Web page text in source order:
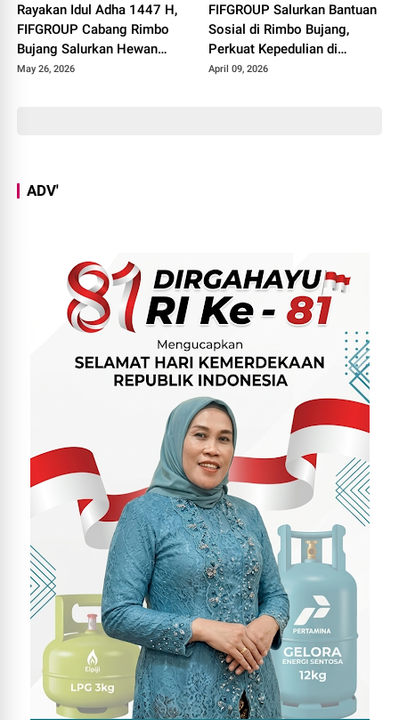
Rayakan Idul Adha 1447 H,
FIFGROUP Cabang Rimbo
Bujang Salurkan Hewan
Kurban di Masjid Jami Al-
May 26, 2026
FIFGROUP Salurkan Bantuan
Sosial di Rimbo Bujang,
Perkuat Kepedulian di
Momen Halal Bihalal
April 09, 2026
ADV'